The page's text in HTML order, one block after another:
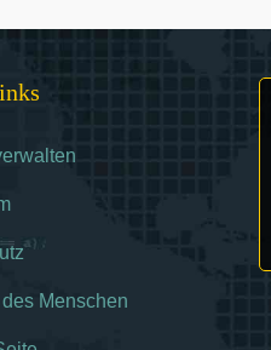
Menschen